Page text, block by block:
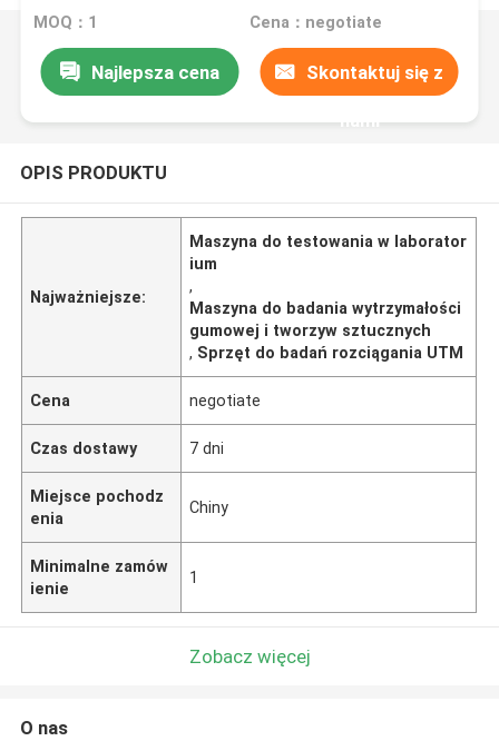
Kauczuk i Plasty Test na rozciąganie awaryjny
MOQ：1 Cena：negotiate
Najlepsza cena Skontaktuj się z
nami
OPIS PRODUKTU
Najważniejsze:
Maszyna do testowania w laborator
ium
,
Maszyna do badania wytrzymałości
gumowej i tworzyw sztucznych
, Sprzęt do badań rozciągania UTM
Cena negotiate
Czas dostawy 7 dni
Miejsce pochodz
enia
Chiny
Minimalne zamów
ienie
1
Zobacz więcej
O nas